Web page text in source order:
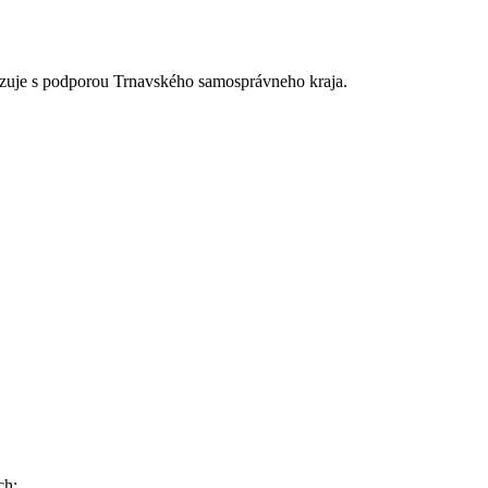
s podporou Trnavského samosprávneho kraja.